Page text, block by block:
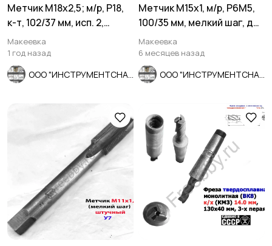
Метчик М18х2,5; м/р, Р18,
к-т, 102/37 мм, исп. 2,
основной шаг, СССР.
Макеевка
1 год назад
Метчик М15х1, м/р, Р6М5,
100/35 мм, мелкий шаг, для
скв и глух резьбы.
Макеевка
6 месяцев назад